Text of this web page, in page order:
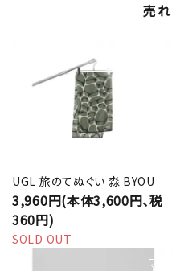
売
UGL 旅のてぬぐい 淼 BYOU
3,960円(本体3,600円、税
360円)
SOLD OUT